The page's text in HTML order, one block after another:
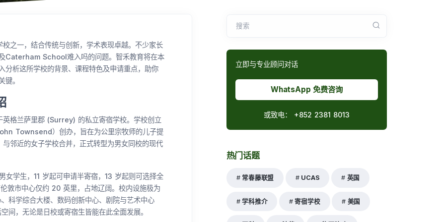
之一，结合传统与创新，学术表现卓越。不少家长
School难入吗的问题。智禾教育将在本
析这所学校的背景、课程特色及申请重点，助你
。
格兰萨里郡 (Surrey) 的私立寄宿学校。学校创立
Townsend）创办，旨在为公里宗牧师的儿子提
近的女子学校合并，正式转型为男女同校的现代
学生，11 岁起可申请半寄宿，13 岁起则可选择全
敦市中心仅约 20 英里，占地辽阔。校内设施极为
科学综合大楼、数码创新中心、剧院与艺术中心
间，无论是日校或寄宿生皆能在此全面发展。
搜索
立即与专业顾问对话
WhatsApp 免费咨询
或致电： +852 2381 8013
热门话题
常春藤联盟 UCAS 英国
学科推介 寄宿学校 美国